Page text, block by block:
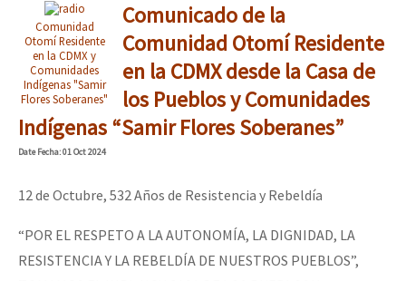
Comunidad
Otomí Residente
en la CDMX y
Comunidades
Indígenas "Samir
Flores Soberanes"
Comunicado de la
Comunidad Otomí Residente
en la CDMX desde la Casa de
los Pueblos y Comunidades
Indígenas “Samir Flores Soberanes”
DateFecha: 01 Oct 2024
12 de Octubre, 532 Años de Resistencia y Rebeldía
“POR EL RESPETO A LA AUTONOMÍA, LA DIGNIDAD, LA
RESISTENCIA Y LA REBELDÍA DE NUESTROS PUEBLOS”,